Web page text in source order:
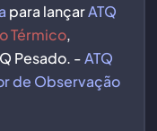
para lançarATQ
Térmico,
Pesado. -ATQ
de Observação